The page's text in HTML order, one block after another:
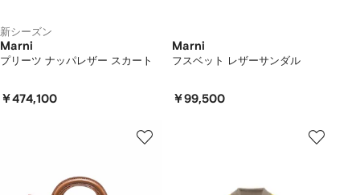
新シーズン
Marni
プリーツ ナッパレザー スカート
￥474,100
Marni
フスベット レザーサンダル
￥99,500